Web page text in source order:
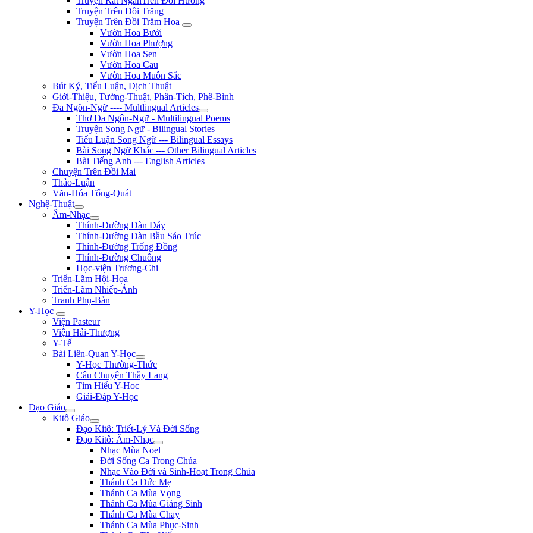
Truyện Trên Đồi Trăng
Truyện Trên Đồi Trăm Hoa
Vườn Hoa Bưởi
Vườn Hoa Phượng
Vườn Hoa Sen
Vườn Hoa Cau
Vườn Hoa Muôn Sắc
Bút Ký, Tiểu Luận, Dịch Thuật
Giới-Thiệu, Tường-Thuật, Phân-Tích, Phê-Bình
Đa Ngôn-Ngữ ---- Multlingual Articles
Thơ Đa Ngôn-Ngữ - Multilingual Poems
Truyện Song Ngữ - Bilingual Stories
Tiểu Luận Song Ngữ --- Bilingual Essays
Bài Song Ngữ Khác --- Other Bilingual Articles
Bài Tiếng Anh --- English Articles
Chuyện Trên Đồi Mai
Thảo-Luận
Văn-Hóa Tổng-Quát
Nghệ-Thuật
Âm-Nhạc
Thính-Đường Đàn Đáy
Thính-Đường Đàn Bầu Sáo Trúc
Thính-Đường Trống Đồng
Thính-Đường Chuông
Học-viện Trương-Chi
Triển-Lãm Hội-Họa
Triển-Lãm Nhiếp-Ảnh
Tranh Phụ-Bản
Y-Học
Viện Pasteur
Viện Hải-Thượng
Y-Tế
Bài Liên-Quan Y-Học
Y-Học Thường-Thức
Câu Chuyện Thầy Lang
Tìm Hiểu Y-Hoc
Giải-Đáp Y-Học
Đạo Giáo
Kitô Giáo
Đạo Kitô: Triết-Lý Và Đời Sống
Đạo Kitô: Âm-Nhạc
Nhạc Mùa Noel
Đời Sống Ca Trong Chúa
Nhạc Vào Đời và Sinh-Hoạt Trong Chúa
Thánh Ca Đức Mẹ
Thánh Ca Mùa Vọng
Thánh Ca Mùa Giáng Sinh
Thánh Ca Mùa Chay
Thánh Ca Mùa Phục-Sinh